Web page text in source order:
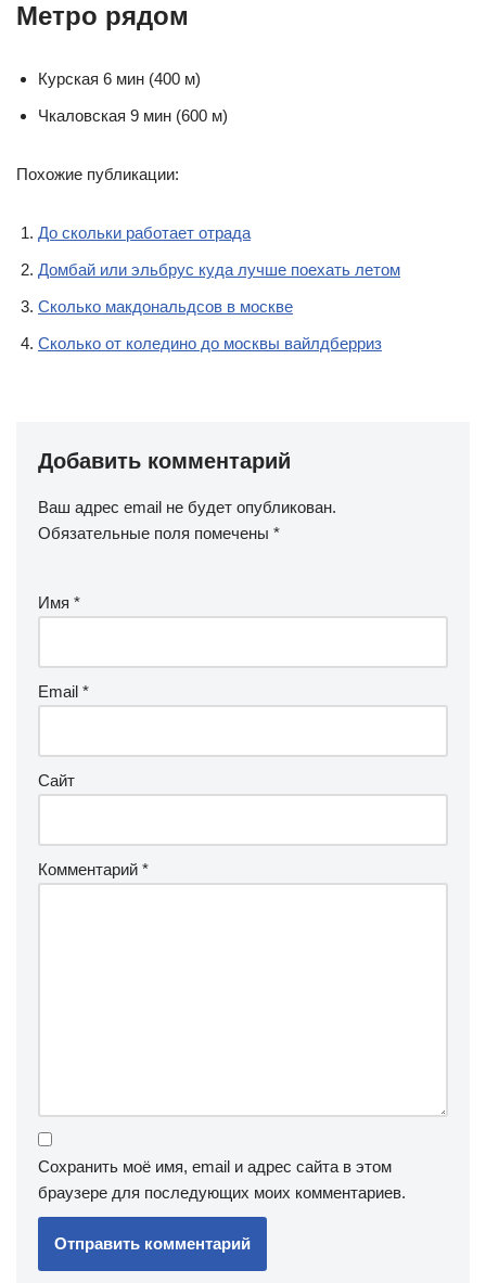
Метро рядом
Курская 6 мин (400 м)
Чкаловская 9 мин (600 м)
Похожие публикации:
До скольки работает отрада
Домбай или эльбрус куда лучше поехать летом
Сколько макдональдсов в москве
Сколько от коледино до москвы вайлдберриз
Добавить комментарий
Ваш адрес email не будет опубликован.
Обязательные поля помечены *
Имя *
Email *
Сайт
Комментарий *
Сохранить моё имя, email и адрес сайта в этом
браузере для последующих моих комментариев.